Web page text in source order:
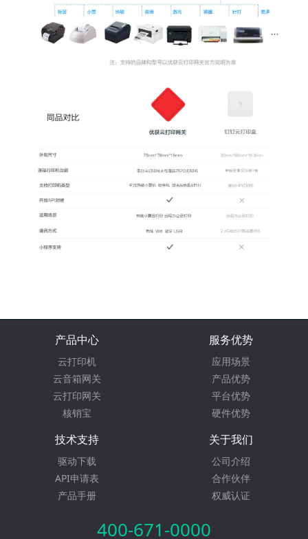
产品中心
云打印机
云音箱网关
云打印网关
核销宝
服务优势
应用场景
产品优势
平台优势
硬件优势
技术支持
驱动下载
API申请表
产品手册
关于我们
公司介绍
合作伙伴
权威认证
400-671-0000